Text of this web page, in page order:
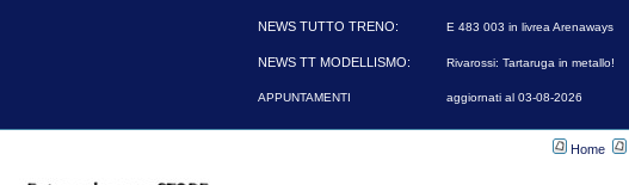
Home
NEWS TUTTO TRENO: E 483 003 in livrea Arenaways
NEWS TT MODELLISMO: Rivarossi: Tartaruga in metallo!
APPUNTAMENTI aggiornati al 03-08-2026